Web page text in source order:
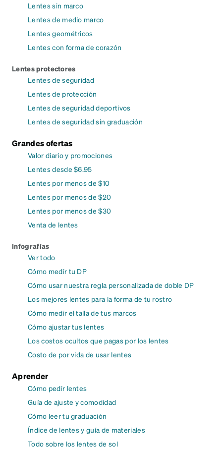
Lentes sin marco
Lentes de medio marco
Lentes geométricos
Lentes con forma de corazón
Lentes protectores
Lentes de seguridad
Lentes de protección
Lentes de seguridad deportivos
Lentes de seguridad sin graduación
Grandes ofertas
Valor diario y promociones
Lentes desde $6.95
Lentes por menos de $10
Lentes por menos de $20
Lentes por menos de $30
Venta de lentes
Infografías
Ver todo
Cómo medir tu DP
Cómo usar nuestra regla personalizada de doble DP
Los mejores lentes para la forma de tu rostro
Cómo medir el talla de tus marcos
Cómo ajustar tus lentes
Los costos ocultos que pagas por los lentes
Costo de por vida de usar lentes
Aprender
Cómo pedir lentes
Guía de ajuste y comodidad
Cómo leer tu graduación
Índice de lentes y guía de materiales
Todo sobre los lentes de sol